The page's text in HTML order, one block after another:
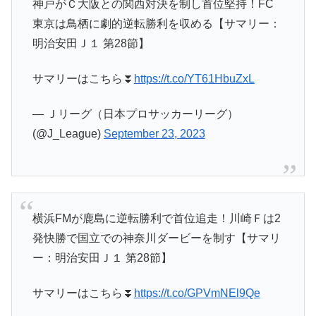
神戸がＣ大阪との関西対決を制し首位堅持！FC
東京は鳥栖に劇的逆転勝利を収める【サマリー：
明治安田Ｊ１ 第28節】
サマリーはこちら⏬ https://t.co/YT61HbuZxL
— Ｊリーグ（日本プロサッカーリーグ）
(@J_League) September 23, 2023
横浜FMが鹿島に逆転勝利で首位追走！川崎Ｆは2
発快勝で国立での神奈川ダービーを制す【サマリ
ー：明治安田Ｊ１ 第28節】
サマリーはこちら⏬ https://t.co/GPVmNEl9Qe